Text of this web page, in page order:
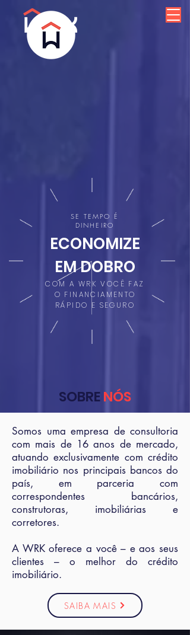
COM A WRK VOCÊ FAZ
O FINANCIAMENTO
RÁPIDO E SEGURO
SE TEMPO É
DINHEIRO
ECONOMIZE
EM DOBRO
SOBRENÓS
Somos uma empresa de consultoria
com mais de 16 anos de mercado,
atuando exclusivamente com crédito
imobiliário nos principais bancos do
país, em parceria com
correspondentes bancários,
construtoras, imobiliárias e
corretores.
A WRK oferece a você – e aos seus
clientes – o melhor do crédito
imobiliário.
SAIBA MAIS